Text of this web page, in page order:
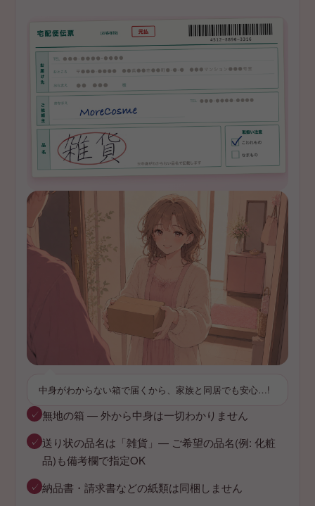
中身がわからない箱で届くから、家族と同居でも安心…!
✓ 無地の箱 — 外から中身は一切わかりません
✓ 送り状の品名は「雑貨」— ご希望の品名(例: 化粧
品)も備考欄で指定OK
✓ 納品書・請求書などの紙類は同梱しません